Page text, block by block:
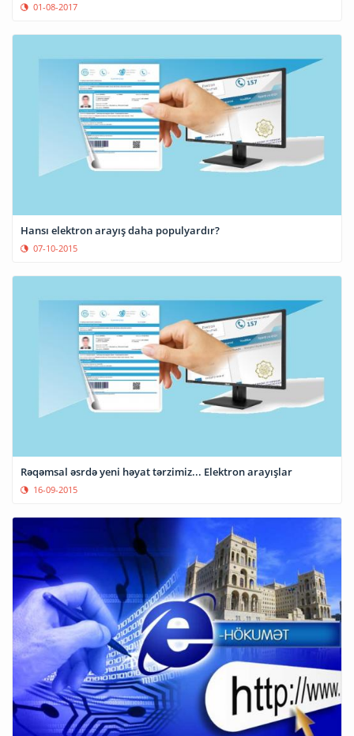
01-08-2017
Hansı elektron arayış daha populyardır?
07-10-2015
Rəqəmsal əsrdə yeni həyat tərzimiz... Elektron arayışlar
16-09-2015